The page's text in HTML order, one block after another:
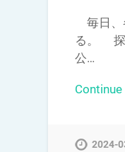
毎日、
る。 探
公…
2024-